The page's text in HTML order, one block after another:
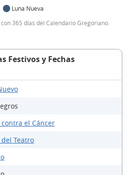
Luna Nueva
365 días del Calendario Gregoriano.
Festivos y Fechas
el Cáncer
Teatro